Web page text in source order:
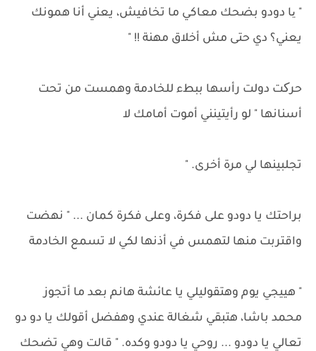
" یا دودو بضحك معاكي ما تخافيش، يعني أنا همونك
يعني؟ دي حتى مش أخلاق مهنة !! "
حرکت دولت رأسها ببطء للخادمة وهمست من تحت
أسنانها " لو رأيتينني أموت أمامك لا
تجلبينها لي مرة أخرى. "
براحتك يا دودو على فكرة، وعلى فكرة كمان ... " نهضت
واقتربت منها لتهمس في أذنها لكي لا تسمع الخادمة
" هييجي يوم وهتقوليلي يا عائشة هانم بعد ما أتجوز
محمد باشا، هتبقي شغالة عندي وهفضل أقولك يا دو دو
تعالي يا دودو ... روحي يا دودو وكده. " قالت وهي تضحك